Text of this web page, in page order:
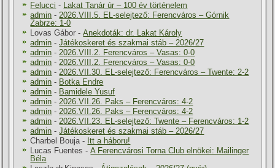
Felucci - Lakat Tanár úr – 100 év történelem
admin - 2026.VIII.5. EL-selejtező: Ferencváros – Górnik
Zabrze: 1-0
Lovas Gábor -Anekdoták: dr. Lakat Károly
admin -Játékoskeret és szakmai stáb – 2026/27
admin - 2026.VIII.2. Ferencváros – Vasas: 0-0
admin - 2026.VIII.2. Ferencváros – Vasas: 0-0
admin - 2026.VII.30. EL-selejtező: Ferencváros – Twente: 2-2
admin - Botka Endre
admin - Bamidele Yusuf
admin - 2026.VII.26. Paks – Ferencváros: 4-2
admin - 2026.VII.26. Paks – Ferencváros: 4-2
admin - 2026.VII.23. EL-selejtező: Twente – Ferencváros: 1-2
admin -Játékoskeret és szakmai stáb – 2026/27
Charbel Bouja - Itt a háboru!
Lucas Fuentes -A Ferencvárosi Torna Club elnökei: Mailinger
Béla